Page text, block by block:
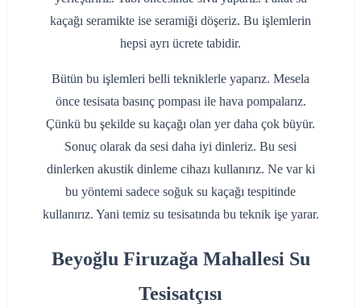
kaçağı seramikte ise seramiği döşeriz. Bu işlemlerin
hepsi ayrı ücrete tabidir.
Bütün bu işlemleri belli tekniklerle yaparız. Mesela
önce tesisata basınç pompası ile hava pompalarız.
Çünkü bu şekilde su kaçağı olan yer daha çok büyür.
Sonuç olarak da sesi daha iyi dinleriz. Bu sesi
dinlerken akustik dinleme cihazı kullanırız. Ne var ki
bu yöntemi sadece soğuk su kaçağı tespitinde
kullanırız. Yani temiz su tesisatında bu teknik işe yarar.
Beyoğlu Firuzağa Mahallesi Su
Tesisatçısı